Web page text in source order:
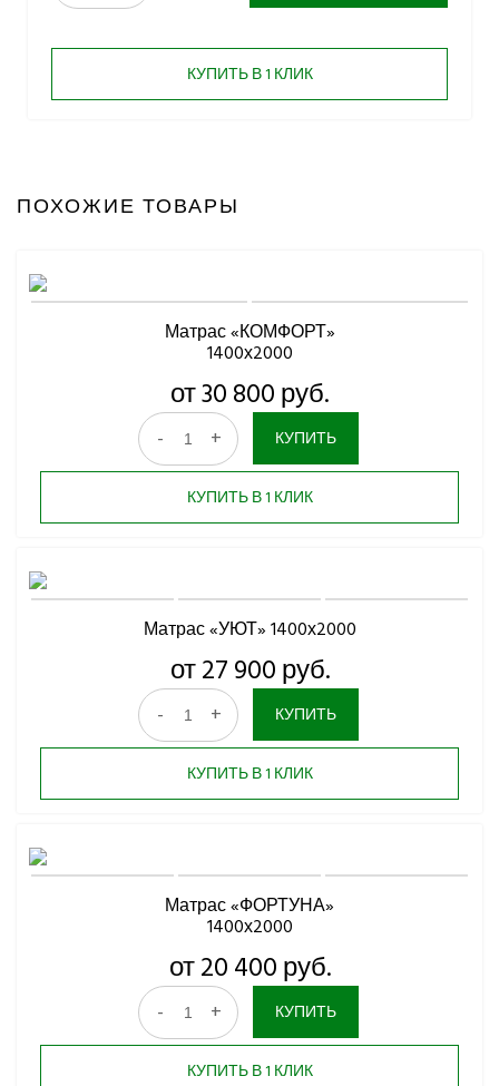
КУПИТЬ В 1 КЛИК
ПОХОЖИЕ ТОВАРЫ
Матрас «КОМФОРТ»
1400х2000
от 30 800 руб.
- + КУПИТЬ
КУПИТЬ В 1 КЛИК
Матрас «УЮТ» 1400х2000
от 27 900 руб.
- + КУПИТЬ
КУПИТЬ В 1 КЛИК
Матрас «ФОРТУНА»
1400х2000
от 20 400 руб.
- + КУПИТЬ
КУПИТЬ В 1 КЛИК